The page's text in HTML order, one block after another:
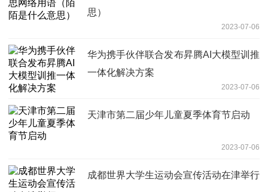
思）
2023-07-06
华为携手伙伴联合发布昇腾AI大模型训推
一体化解决方案
2023-07-06
天津市第二届少年儿童夏季体育节启动
2023-07-06
成都世界大学生运动会宣传活动在津举行